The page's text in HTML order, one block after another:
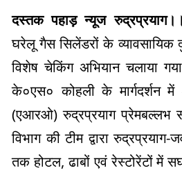
दस्तक पहाड़ न्यूज रुद्रप्रयाग।।
घरेलू गैस सिलेंडरों के व्यावसायिक
विशेष चेकिंग अभियान चलाया
के०एस० कोहली के मार्गदर्शन में
(एआरओ) रुद्रप्रयाग प्रेमबल्लभ
विभाग की टीम द्वारा
तक होटल, ढाबों एवं रेस्टोरेंटों में